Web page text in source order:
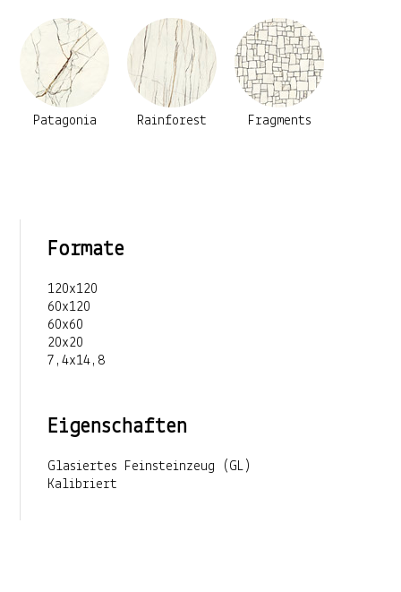
Patagonia Rainforest Fragments
Formate
120x120
60x120
60x60
20x20
7,4x14,8
Eigenschaften
Glasiertes Feinsteinzeug (GL)
Kalibriert